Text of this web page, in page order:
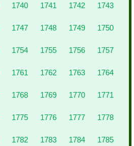
1740 1741 1742 1743
1747 1748 1749 1750
1754 1755 1756 1757
1761 1762 1763 1764
1768 1769 1770 1771
1775 1776 1777 1778
1782 1783 1784 1785